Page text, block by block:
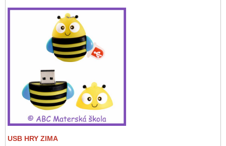
USB HRY ZIMA